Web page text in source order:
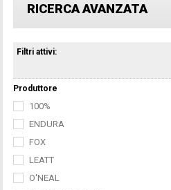
RICERCA AVANZATA
Filtri attivi:
Produttore
100%
ENDURA
FOX
LEATT
O'NEAL